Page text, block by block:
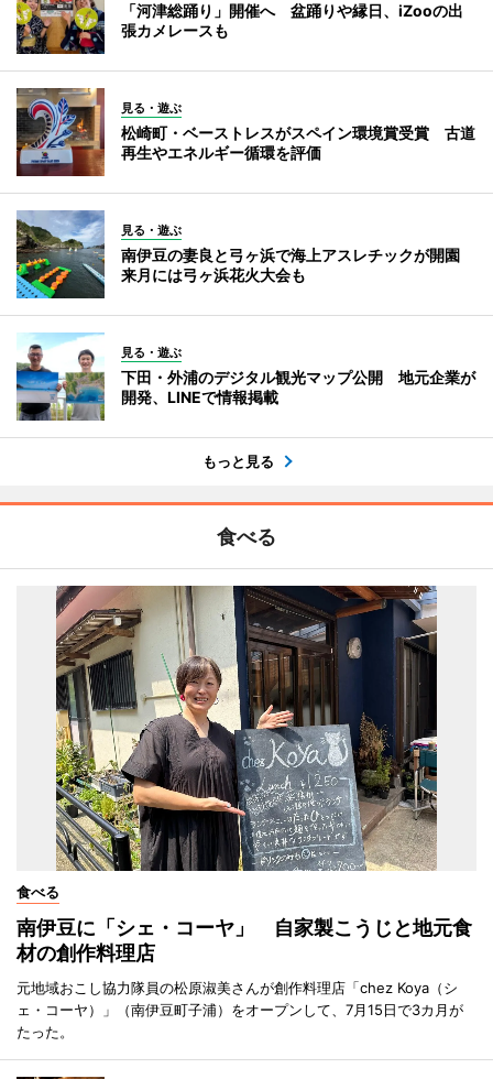
「河津総踊り」開催へ 盆踊りや縁日、iZooの出
張カメレースも
見る・遊ぶ
松崎町・ベーストレスがスペイン環境賞受賞 古道
再生やエネルギー循環を評価
見る・遊ぶ
南伊豆の妻良と弓ヶ浜で海上アスレチックが開園
来月には弓ヶ浜花火大会も
見る・遊ぶ
下田・外浦のデジタル観光マップ公開 地元企業が
開発、LINEで情報掲載
もっと見る
食べる
食べる
南伊豆に「シェ・コーヤ」 自家製こうじと地元食
材の創作料理店
元地域おこし協力隊員の松原淑美さんが創作料理店「chez Koya（シ
ェ・コーヤ）」（南伊豆町子浦）をオープンして、7月15日で3カ月が
たった。